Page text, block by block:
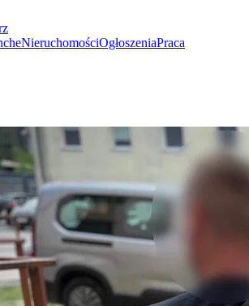
NieruchomościOgłoszeniaPraca